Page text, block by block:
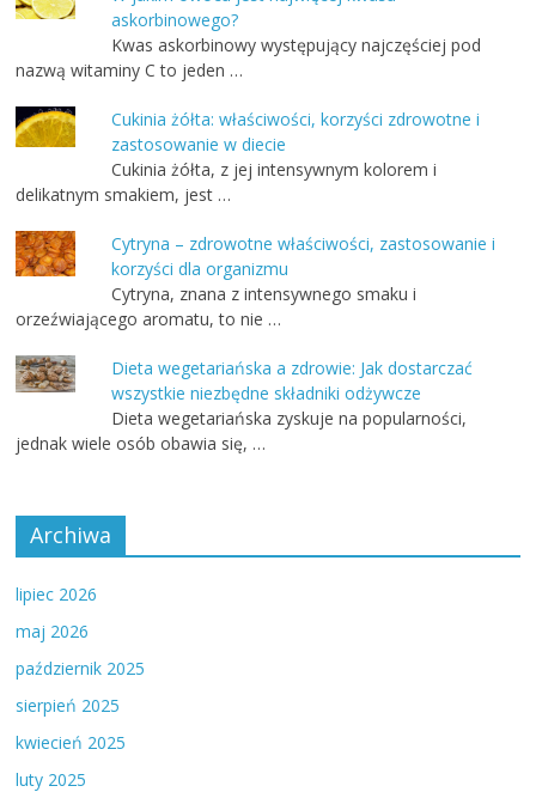
askorbinowego?
Kwas askorbinowy występujący najczęściej pod
nazwą witaminy C to jeden …
Cukinia żółta: właściwości, korzyści zdrowotne i
zastosowanie w diecie
Cukinia żółta, z jej intensywnym kolorem i
delikatnym smakiem, jest …
Cytryna – zdrowotne właściwości, zastosowanie i
korzyści dla organizmu
Cytryna, znana z intensywnego smaku i
orzeźwiającego aromatu, to nie …
Dieta wegetariańska a zdrowie: Jak dostarczać
wszystkie niezbędne składniki odżywcze
Dieta wegetariańska zyskuje na popularności,
jednak wiele osób obawia się, …
Archiwa
lipiec 2026
maj 2026
październik 2025
sierpień 2025
kwiecień 2025
luty 2025